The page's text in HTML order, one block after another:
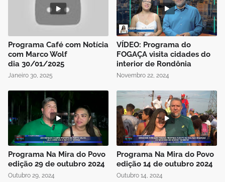
Programa Café com Notícia
com Marco Wolf
dia 30/01/2025
Janeiro 30, 2025
VÍDEO: Programa do
FOGAÇA visita cidades do
interior de Rondônia
Novembro 22, 2024
Programa Na Mira do Povo
edição 29 de outubro 2024
Outubro 29, 2024
Programa Na Mira do Povo
edição 14 de outubro 2024
Outubro 14, 2024